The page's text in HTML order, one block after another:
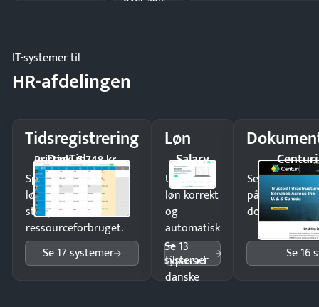
IT-systemer til
HR-afdelingen
Tidsregistrering
DanTid
Pristjek: 5.748 kr
Spar tid på
lønberegning og få
styr på
ressourceforbruget.
Se 17 systemer
Løn
Salary
Udbetal
løn korrekt
og
automatisk
—
tilpasset
danske
Se 13
systemer
Centuri
Send
på minutter
dokumenter.
Se 16